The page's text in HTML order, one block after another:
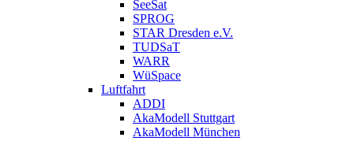
SeeSat
SPROG
STAR Dresden e.V.
TUDSaT
WARR
WüSpace
Luftfahrt
ADDI
AkaModell Stuttgart
AkaModell München